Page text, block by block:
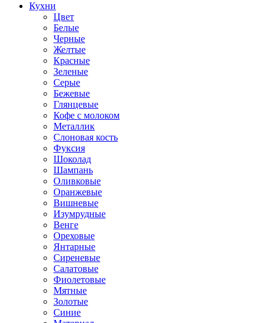
Кухни
Цвет
Белые
Черные
Желтые
Красные
Зеленые
Серые
Бежевые
Глянцевые
Кофе с молоком
Металлик
Слоновая кость
Фуксия
Шоколад
Шампань
Оливковые
Оранжевые
Вишневые
Изумрудные
Венге
Ореховые
Янтарные
Сиреневые
Салатовые
Фиолетовые
Мятные
Золотые
Синие